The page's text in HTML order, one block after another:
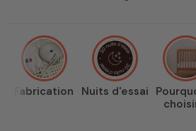
Fabrication Nuits d'essai